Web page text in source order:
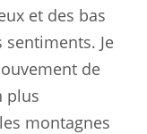
et des bas
sentiments. Je
de
plus
montagnes